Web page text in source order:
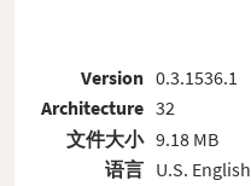
Version
Architecture
文件大小
语言
0.3.1536.1
32
9.18 MB
U.S. English